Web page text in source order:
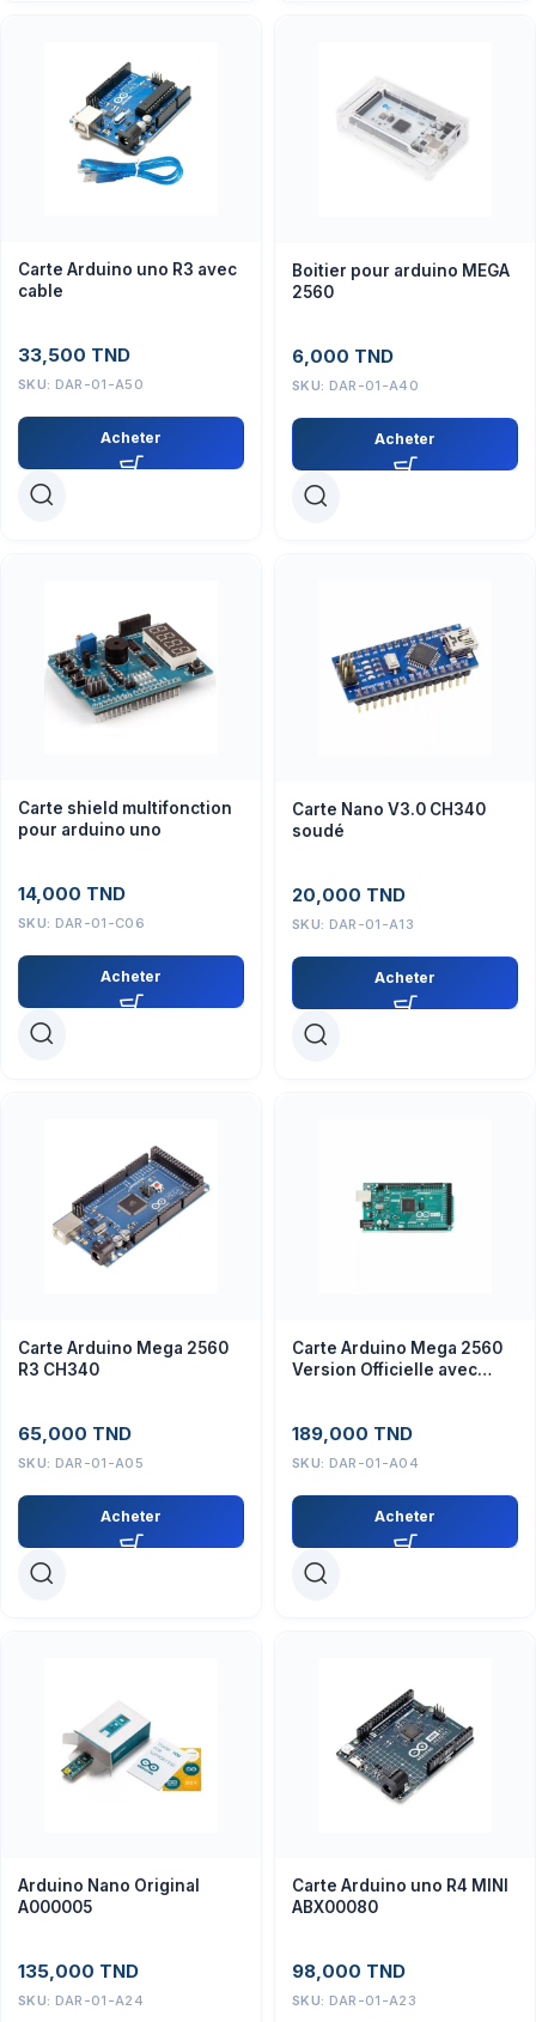
Carte Arduino uno R3 avec
cable
33,500 TND
SKU: DAR-01-A50
Acheter
Boitier pour arduino MEGA
2560
6,000 TND
SKU: DAR-01-A40
Acheter
Carte shield multifonction
pour arduino uno
14,000 TND
SKU: DAR-01-C06
Acheter
Carte Nano V3.0 CH340
soudé
20,000 TND
SKU: DAR-01-A13
Acheter
Carte Arduino Mega 2560
R3 CH340
65,000 TND
SKU: DAR-01-A05
Acheter
Carte Arduino Mega 2560
Version Officielle avec
189,000 TND
SKU: DAR-01-A04
Acheter
Arduino Nano Original
A000005
135,000 TND
SKU: DAR-01-A24
Carte Arduino uno R4 MINI
ABX00080
98,000 TND
SKU: DAR-01-A23